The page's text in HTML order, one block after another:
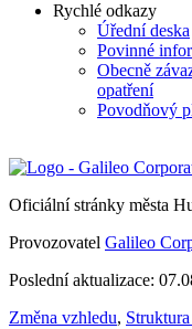
Rychlé odkazy
Úřední deska
Povinné
Obecně
opatření
Povodňový
Oficiální stránky města
Provozovatel Galileo
Poslední aktualizace:
Změna vzhledu,